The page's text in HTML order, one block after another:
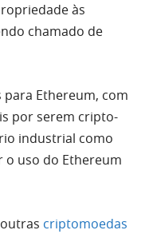
às
chamado de
Ethereum, com
por serem cripto-
industrial como
o uso do Ethereum
criptomoedas